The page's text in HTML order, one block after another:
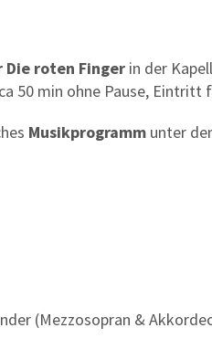
Die roten Finger in der
50 min ohne Pause, Eintritt
Musikprogramm unter
(Mezzosopran &